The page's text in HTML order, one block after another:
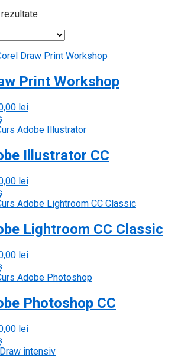
Print Workshop
lei.
leiPrețul
este:
Illustrator CC
lei.
leiPrețul
este:
Lightroom CC Classic
lei.
leiPrețul
este:
Photoshop CC
leiPrețul
este: